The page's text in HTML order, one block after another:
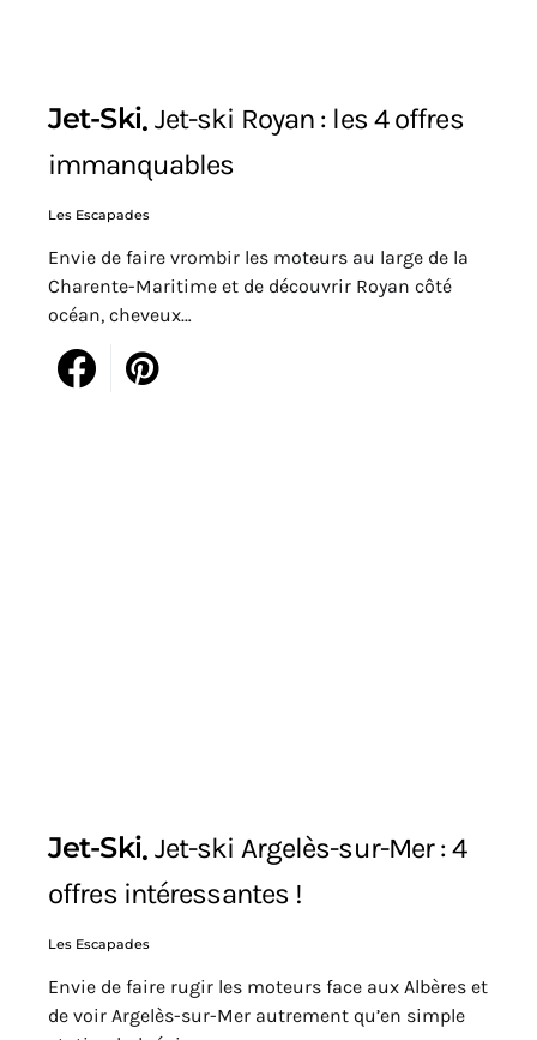
Jet-Ski Jet-ski Royan : les 4 offres
immanquables
Les Escapades
Envie de faire vrombir les moteurs au large de la
Charente-Maritime et de découvrir Royan côté
océan, cheveux…
Jet-Ski Jet-ski Argelès-sur-Mer : 4
offres intéressantes !
Les Escapades
Envie de faire rugir les moteurs face aux Albères et
de voir Argelès-sur-Mer autrement qu’en simple